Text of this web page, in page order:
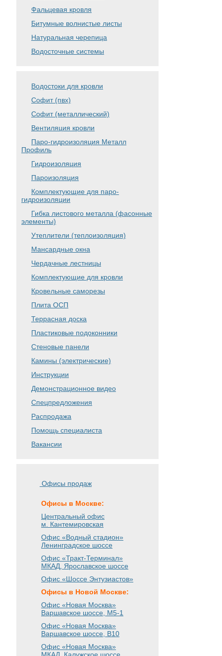
Фальцевая кровля
Битумные волнистые листы
Натуральная черепица
Водосточные системы
Водостоки для кровли
Софит (пвх)
Софит (металлический)
Вентиляция кровли
Паро-гидроизоляция Металл
Профиль
Гидроизоляция
Пароизоляция
Комплектующие для паро-
гидроизоляции
Гибка листового металла (фасонные
элементы)
Утеплители (теплоизоляция)
Мансардные окна
Чердачные лестницы
Комплектующие для кровли
Кровельные саморезы
Плита ОСП
Террасная доска
Пластиковые подоконники
Стеновые панели
Камины (электрические)
Инструкции
Демонстрационное видео
Спецпредложения
Распродажа
Помощь специалиста
Вакансии
Офисы продаж
Офисы в Москве:
Центральный офис
м. Кантемировская
Офис «Водный стадион»
Ленинградское шоссе
Офис «Тракт-Терминал»
МКАД, Ярославское шоссе
Офис «Шоссе Энтузиастов»
Офисы в Новой Москве:
Офис «Новая Москва»
Варшавское шоссе , М5-1
Офис «Новая Москва»
Варшавское шоссе , B10
Офис «Новая Москва»